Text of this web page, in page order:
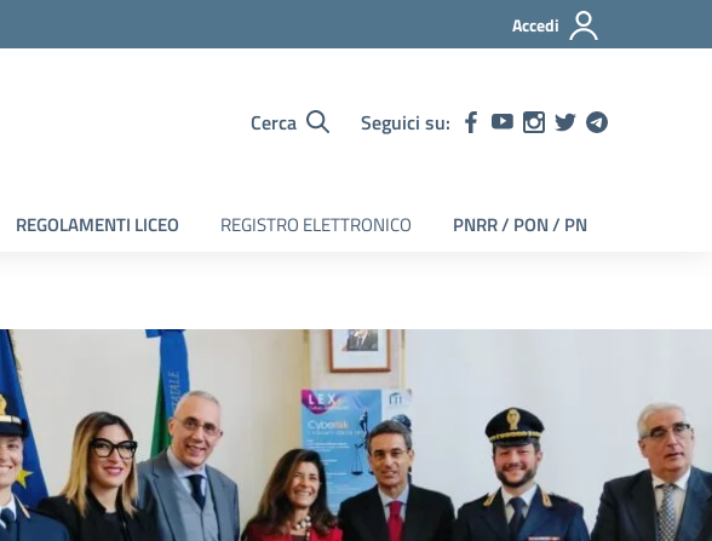
Accedi
Cerca Seguici su:
REGOLAMENTI LICEO REGISTRO ELETTRONICO PNRR / PON / PN